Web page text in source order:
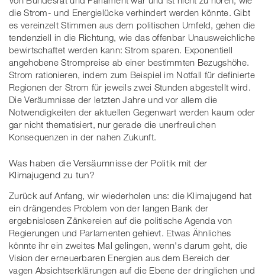
die Strom- und Energielücke verhindert werden könnte. Gibt
es vereinzelt Stimmen aus dem politischen Umfeld, gehen die
tendenziell in die Richtung, wie das offenbar Unausweichliche
bewirtschaftet werden kann: Strom sparen. Exponentiell
angehobene Strompreise ab einer bestimmten Bezugshöhe.
Strom rationieren, indem zum Beispiel im Notfall für definierte
Regionen der Strom für jeweils zwei Stunden abgestellt wird.
Die Veräumnisse der letzten Jahre und vor allem die
Notwendigkeiten der aktuellen Gegenwart werden kaum oder
gar nicht thematisiert, nur gerade die unerfreulichen
Konsequenzen in der nahen Zukunft.
Was haben die Versäumnisse der Politik mit der
Klimajugend zu tun?
Zurück auf Anfang, wir wiederholen uns: die Klimajugend hat
ein drängendes Problem von der langen Bank der
ergebnislosen Zänkereien auf die politische Agenda von
Regierungen und Parlamenten gehievt. Etwas Ähnliches
könnte ihr ein zweites Mal gelingen, wenn's darum geht, die
Vision der erneuerbaren Energien aus dem Bereich der
vagen Absichtserklärungen auf die Ebene der dringlichen und